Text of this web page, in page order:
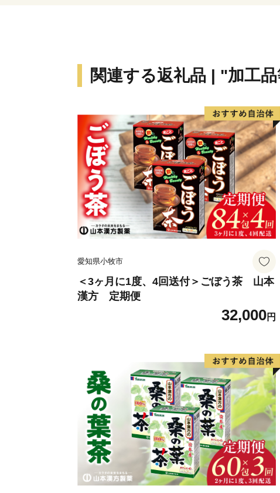
関連する返礼品 | "加工
愛知県小牧市
＜3ヶ月に1度、4回送付＞ごぼう茶 山本
漢方 定期便
32,000円